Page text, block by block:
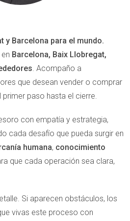
en el mercado. Pintó las
y mejoró la iluminación. Esto
lo que resultó en múltiples
inversión puede resultar en
que puedes hacer.
Competitivo
una propiedad que estaba
centro comercial. Aunque
ofertas, el propietario decidió
menos de dos semanas recibió
y Barcelona para el mundo.
Barcelona, Baix Llobregat,
. Acompaño a
que desean vender o comprar
paso hasta el cierre.
con empatía y estrategia,
cada desafío que pueda surgir en
humana, conocimiento
que cada operación sea clara,
Si aparecen obstáculos, los
vivas este proceso con